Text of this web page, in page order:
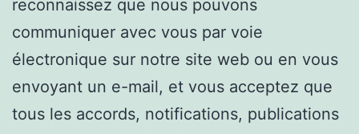
reconnaissez que nous pouvons
communiquer avec vous par voie
électronique sur notre site web ou en vous
envoyant un e-mail, et vous acceptez que
tous les accords, notifications, publications